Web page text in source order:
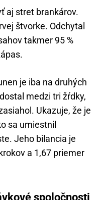
aj stret brankárov.
štvorke. Odchytal
takmer 95 %
je iba na druhých
medzi tri žŕdky,
Ukazuje, že je
sa umiestnil
Jeho bilancia je
a 1,67 priemer
spoločnosti